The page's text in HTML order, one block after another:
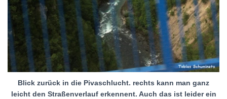
Blick zurück in die Pivaschlucht. rechts kann man ganz
leicht den Straßenverlauf erkennent. Auch das ist leider ein